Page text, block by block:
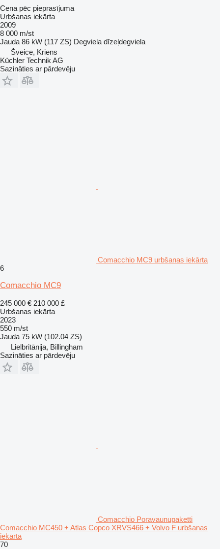
Cena pēc pieprasījuma
Urbšanas iekārta
2009
8 000 m/st
Jauda 86 kW (117 ZS) Degviela dīzeļdegviela
Šveice, Kriens
Küchler Technik AG
Sazināties ar pārdevēju
Comacchio MC9 urbšanas iekārta
6
Comacchio MC9
245 000 € 210 000 £
Urbšanas iekārta
2023
550 m/st
Jauda 75 kW (102.04 ZS)
Lielbritānija, Billingham
Sazināties ar pārdevēju
Comacchio Poravaunupaketti
Comacchio MC450 + Atlas Copco XRVS466 + Volvo F urbšanas
iekārta
70